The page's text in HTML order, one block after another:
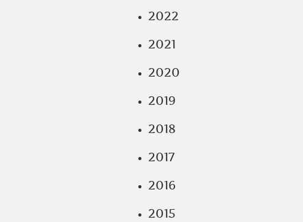
2022
2021
2020
2019
2018
2017
2016
2015